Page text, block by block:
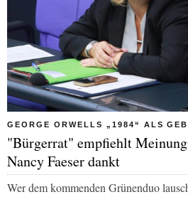
GEORGE ORWELLS „1984“ ALS
"Bürgerrat" empfiehlt
Nancy Faeser dankt
Wer dem kommenden Grünenduo